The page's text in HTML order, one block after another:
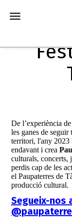
Toggle navigation
De l’experiència
les ganes de
territori, l'any 2023
endavant i crea
culturals, concerts,
perdis cap de les
el Paupaterres de
producció cultural.
Segueix-nos